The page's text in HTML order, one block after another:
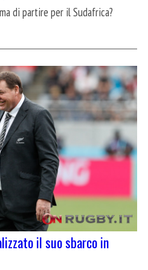
di partire per il Sudafrica?
il suo sbarco in